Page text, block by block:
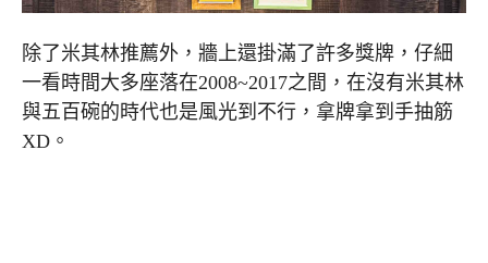
除了米其林推薦外，牆上還掛滿了許多獎牌，仔細
一看時間大多座落在2008~2017之間，在沒有米其林
與五百碗的時代也是風光到不行，拿牌拿到手抽筋
XD。